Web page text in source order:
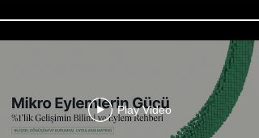
Play Video